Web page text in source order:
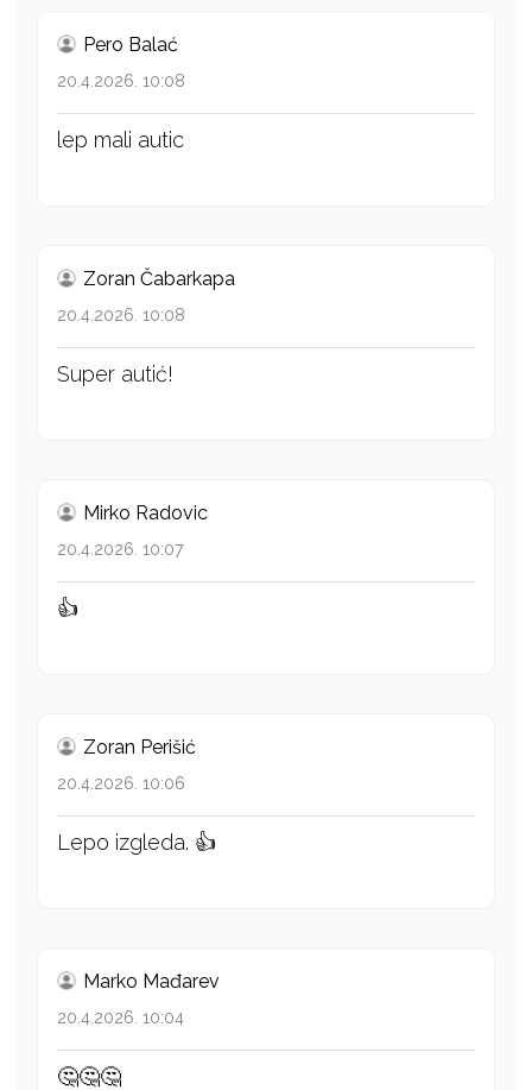
Pero Balać
20.4.2026. 10:08
lep mali autic
Zoran Čabarkapa
20.4.2026. 10:08
Super autić!
Mirko Radovic
20.4.2026. 10:07
👍
Zoran Perišić
20.4.2026. 10:06
Lepo izgleda. 👍
Marko Mađarev
20.4.2026. 10:04
🤔🤔🤔